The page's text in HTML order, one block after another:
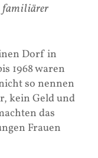
familiärer
Dorf in
1968 waren
so nennen
kein Geld und
das
Frauen